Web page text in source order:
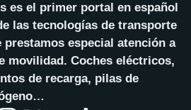
es el primer portal en español
las tecnologías de transporte
especial atención a
movilidad. Coches eléctricos,
de recarga, pilas de